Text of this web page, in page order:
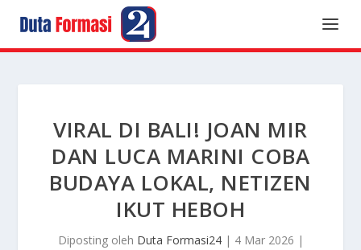
VIRAL DI BALI! JOAN MIR
DAN LUCA MARINI COBA
BUDAYA LOKAL, NETIZEN
IKUT HEBOH
Diposting oleh Duta Formasi24| 4 Mar 2026 |